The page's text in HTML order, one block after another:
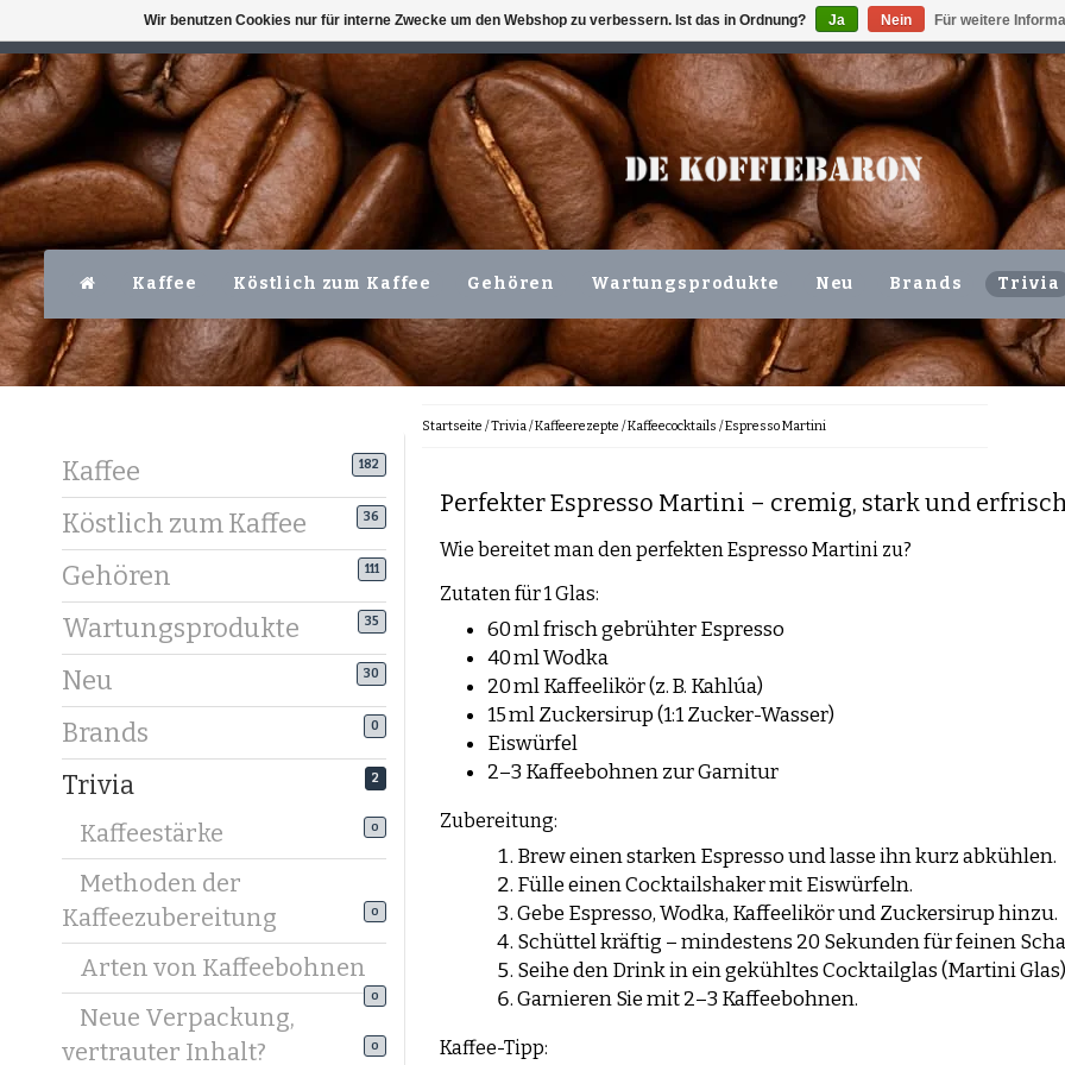
VERFÜGBAR MO-FR VOR 16 UHR LEVERING VOLGENDE WERKDAG !!! ODER ABHOLUNG IN DEN
Kaffee Köstlich zum Kaffee Gehören Wartungsprodukte Neu Brands Trivia
Kaffee 182
Köstlich zum Kaffee 36
Gehören 111
Wartungsprodukte 35
Neu 30
Brands 0
Trivia 2
Kaffeestärke 0
Methoden der
Kaffeezubereitung
0
Arten von Kaffeebohnen
0
Neue Verpackung,
vertrauter Inhalt?
0
Startseite /Trivia/Kaffeerezepte /Kaffeecocktails /Espresso Martini
Perfekter Espresso Martini – cremig, stark und
Wie bereitet man den perfekten Espresso Martini zu?
Zutaten für 1 Glas:
60 ml frisch gebrühter Espresso
40 ml Wodka
20 ml Kaffeelikör (z. B. Kahlúa)
15 ml Zuckersirup (1:1 Zucker-Wasser)
Eiswürfel
2–3 Kaffeebohnen zur Garnitur
Zubereitung:
Brew einen starken Espresso und lasse ihn kurz abkühlen.
Fülle einen Cocktailshaker mit Eiswürfeln.
Gebe Espresso, Wodka, Kaffeelikör und Zuckersirup hinzu.
Schüttel kräftig – mindestens 20 Sekunden für feinen
Seihe den Drink in ein gekühltes Cocktailglas (Martini
Garnieren Sie mit 2–3 Kaffeebohnen.
Kaffee-Tipp:
Wir benutzen Cookies nur für interne Zwecke um den Webshop zu verbessern. Ist das in Ordnung? Ja Nein Für weitere